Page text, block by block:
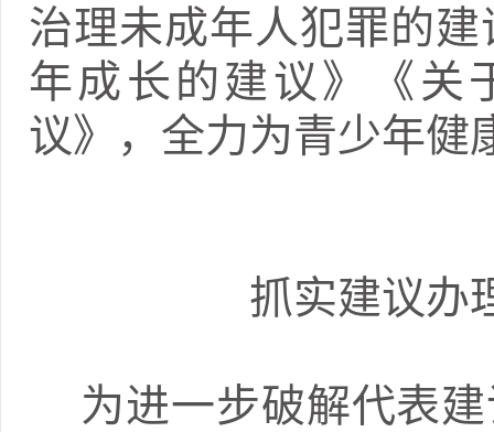
治理未成年人犯罪的
年成长的建议》《关
议》，全力为青少年健
抓实建议办
为进一步破解代表